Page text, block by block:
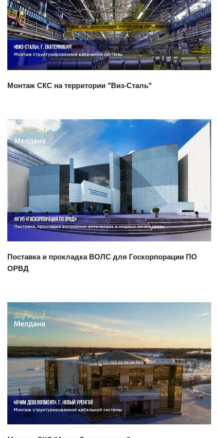
Смотреть проект
Монтаж СКС на территории "Виз-Сталь"
Смотреть проект
Поставка и прокладка ВОЛС для Госкорпорации ПО
ОРВД
Смотреть проект